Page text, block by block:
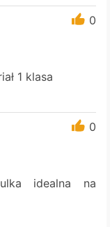
0
1 klasa
0
idealna na